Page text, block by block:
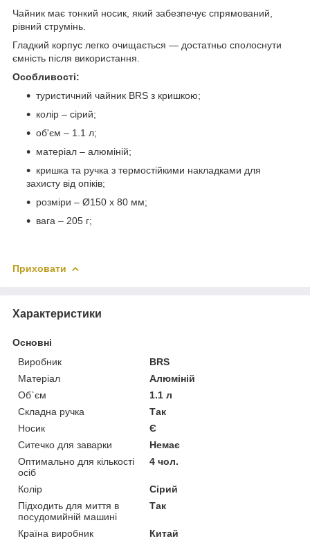
Чайник має тонкий носик, який забезпечує спрямований,
рівний струмінь.
Гладкий корпус легко очищається — достатньо сполоснути
ємність після використання.
Особливості:
туристичний чайник BRS з кришкою;
колір – сірий;
об'єм – 1.1 л;
матеріал – алюміній;
кришка та ручка з термостійкими накладками для
захисту від опіків;
розміри – Ø150 х 80 мм;
вага – 205 г;
Приховати
Характеристики
Основні
Виробник
BRS
Матеріал
Алюміній
Об`єм
1.1 л
Складна ручка
Так
Носик
Є
Ситечко для заварки
Немає
Оптимально для кількості
осіб
4 чол.
Колір
Сірий
Підходить для миття в
посудомийній машині
Так
Країна виробник
Китай